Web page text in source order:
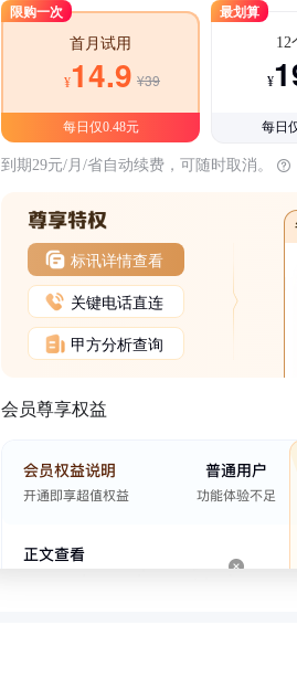
限购一次
首月试用
¥14.9 ¥39
每日仅0.48元
最划算
12
¥
每日
到期29元/月/省自动续费，可随时取消。
标讯详情查看
关键电话直连
甲方分析查询
会员尊享权益